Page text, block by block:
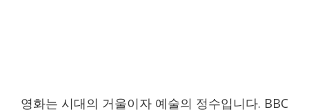
영화는 시대의 거울이자 예술의 정수입니다. BBC